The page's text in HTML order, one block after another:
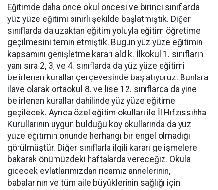
Eğitimde daha önce okul öncesi ve birinci sınıflarda
yüz yüze eğitimi sınırlı şekilde başlatmıştık. Diğer
sınıflarda da uzaktan eğitim yoluyla eğitim öğretime
geçilmesini temin etmiştik. Bugün yüz yüze eğitimin
kapsamını genişletme kararı aldık. İlkokul 1. sınıfların
yanı sıra 2, 3, ve 4. sınıflarda da yüz yüze eğitimi
belirlenen kurallar çerçevesinde başlatıyoruz. Bunlara
ilave olarak ortaokul 8. ve lise 12. sınıflarda da yine
belirlenen kurallar dahilinde yüz yüze eğitime
geçilecek. Ayrıca özel eğitim okulları ile İl Hıfzıssıhha
Kurullarının uygun bulduğu köy okullarında da yüz
yüze eğitimin önünde herhangi bir engel olmadığı
görülmüştür. Diğer sınıflarla ilgili kararı gelişmelere
bakarak önümüzdeki haftalarda vereceğiz. Okula
gidecek evlatlarımızdan ricamız annelerinin,
babalarının ve tüm aile büyüklerinin sağlığı için